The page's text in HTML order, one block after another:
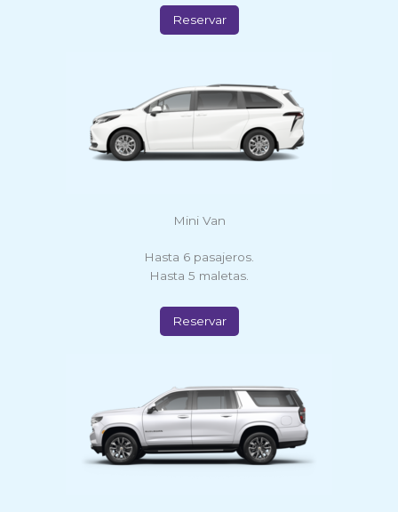
Reservar
Mini Van
Hasta 6 pasajeros.
Hasta 5 maletas.
Reservar